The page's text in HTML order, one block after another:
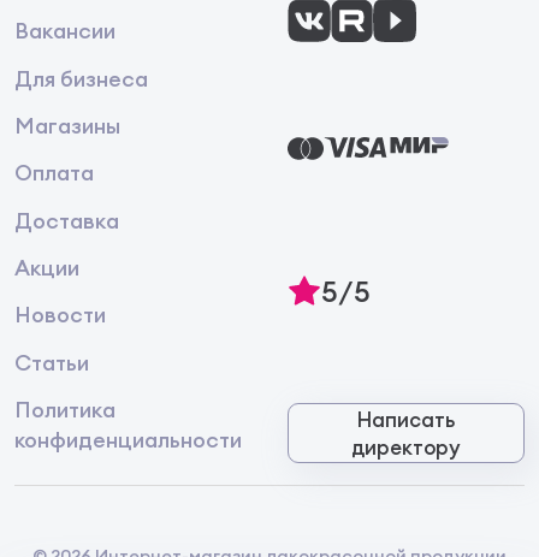
Вакансии
Для бизнеса
Магазины
Оплата
Доставка
Акции
Новости
Статьи
Политика
конфиденциальности
5/5
Написать
директору